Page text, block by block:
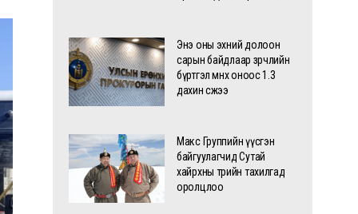
Энэ оны эхний долоон
сарын байдлаар зөрчлийн
бүртгэл өмнөх оноос 1.3
дахин өсжээ
Макс Группийн үүсгэн
байгуулагчид Сутай
хайрхны төрийн тахилгад
оролцлоо